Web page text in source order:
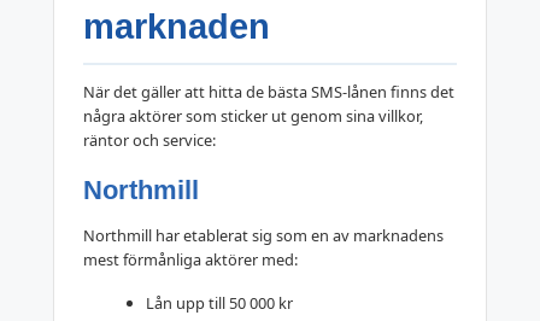
marknaden
När det gäller att hitta de bästa SMS-lånen finns det
några aktörer som sticker ut genom sina villkor,
räntor och service:
Northmill
Northmill har etablerat sig som en av marknadens
mest förmånliga aktörer med:
Lån upp till 50 000 kr